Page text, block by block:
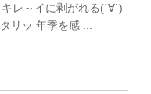
レ～イに剥がれる(´∀`)
リッ 年季を感 ...